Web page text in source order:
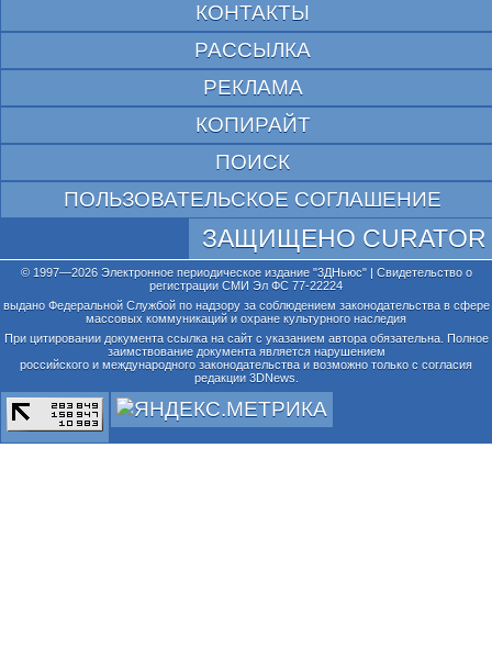
КОНТАКТЫ
РАССЫЛКА
РЕКЛАМА
КОПИРАЙТ
ПОИСК
ПОЛЬЗОВАТЕЛЬСКОЕ СОГЛАШЕНИЕ
ЗАЩИЩЕНО CURATOR
© 1997—2026 Электронное периодическое издание "3ДНьюс" | Свидетельство о
регистрации СМИ Эл ФС 77-22224
выдано Федеральной Службой по надзору за соблюдением законодательства в сфере
массовых коммуникаций и охране культурного наследия
При цитировании документа ссылка на сайт с указанием автора обязательна. Полное
заимствование документа является нарушением
российского и международного законодательства и возможно только с согласия
редакции 3DNews.